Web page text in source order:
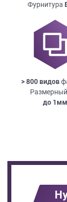
Фурнитура
> 800 видов
до 1мм